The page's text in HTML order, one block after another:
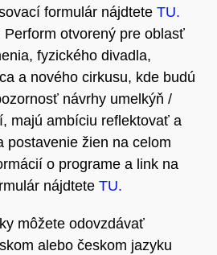
formulár nájdtete TU.
Perform otvorený pre oblasť
fyzického divadla,
a nového cirkusu, kde budú
návrhy umelkýň /
majú ambíciu reflektovať a
postavenie žien na celom
o programe a link na
nájdtete TU.
môžete odovzdávať
alebo českom jazyku